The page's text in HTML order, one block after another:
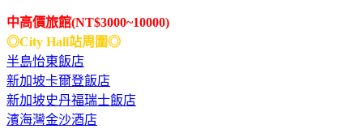
中高價旅館(NT$3000~10000)
◎City Hall站周圍◎
半島怡東飯店
新加坡卡爾登飯店
新加坡史丹福瑞士飯店
濱海灣金沙酒店